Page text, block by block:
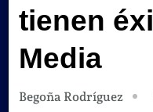
tienen
Media
Begoña Rodríguez